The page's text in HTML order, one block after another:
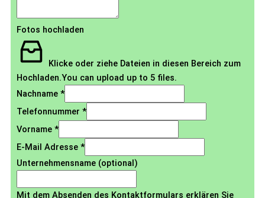
Fotos hochladen
Klicke oder ziehe Dateien in diesen Bereich zum
Hochladen.You can upload up to 5 files.
Nachname *
Telefonnummer *
Vorname *
E-Mail Adresse *
Unternehmensname (optional)
Mit dem Absenden des Kontaktformulars erklären Sie